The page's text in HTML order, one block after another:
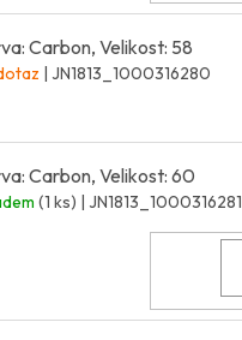
Carbon, Velikost: 58
| JN1813_1000316280
Carbon, Velikost: 60
(1 ks) | JN1813_1000316281